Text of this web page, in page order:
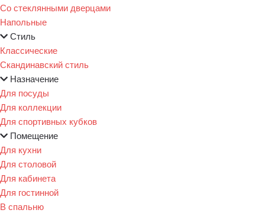
Со стеклянными дверцами
Напольные
Стиль
Классические
Скандинавский стиль
Назначение
Для посуды
Для коллекции
Для спортивных кубков
Помещение
Для кухни
Для столовой
Для кабинета
Для гостинной
В спальню